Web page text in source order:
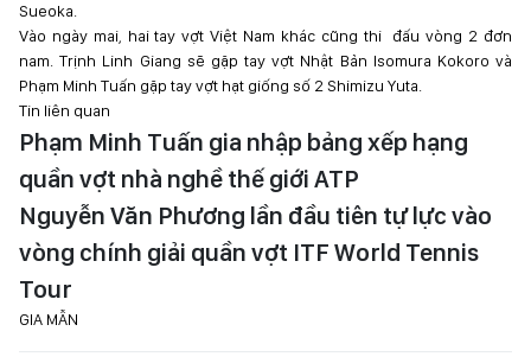
Sueoka.
Vào ngày mai, hai tay vợt Việt Nam khác cũng thi đấu vòng 2 đơn
nam. Trịnh Linh Giang sẽ gặp tay vợt Nhật Bản Isomura Kokoro và
Phạm Minh Tuấn gặp tay vợt hạt giống số 2 Shimizu Yuta.
Tin liên quan
Phạm Minh Tuấn gia nhập bảng xếp hạng
quần vợt nhà nghề thế giới ATP
Nguyễn Văn Phương lần đầu tiên tự lực vào
vòng chính giải quần vợt ITF World Tennis
Tour
GIA MẪN